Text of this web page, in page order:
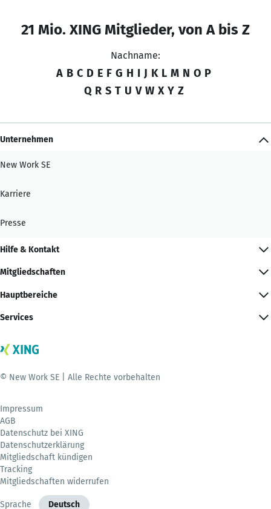
21 Mio. XING Mitglieder, von A bis Z
Nachname:
A B C D E F G H I J K L M N O P
Q R S T U V W X Y Z
Unternehmen
New Work SE
Karriere
Presse
Hilfe & Kontakt
Mitgliedschaften
Hauptbereiche
Services
© New Work SE | Alle Rechte vorbehalten
Impressum
AGB
Datenschutz bei XING
Datenschutzerklärung
Mitgliedschaft kündigen
Tracking
Mitgliedschaften widerrufen
Sprache Deutsch